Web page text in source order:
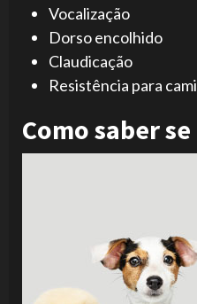
Vocalização
Dorso encolhido
Claudicação
Resistência para
Como saber